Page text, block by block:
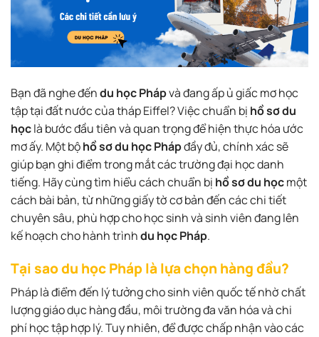
Bạn đã nghe đếndu học Phápvà đang ấp ủ giấc mơ học
tập tại đất nước của tháp Eiffel? Việc chuẩn bị hồ sơ du
họclà bước đầu tiên và quan trọng để hiện thực hóa ước
mơ ấy. Một bộhồ sơ du học Phápđầy đủ, chính xác sẽ
giúp bạn ghi điểm trong mắt các trường đại học danh
tiếng. Hãy cùng tìm hiểu cách chuẩn bị hồ sơ du họcmột
cách bài bản, từ những giấy tờ cơ bản đến các chi tiết
chuyên sâu, phù hợp cho học sinh và sinh viên đang lên
kế hoạch cho hành trìnhdu học Pháp.
Tại sao du học Pháp là lựa chọn hàng đầu?
Pháp là điểm đến lý tưởng cho sinh viên quốc tế nhờ chất
lượng giáo dục hàng đầu, môi trường đa văn hóa và chi
phí học tập hợp lý. Tuy nhiên, để được chấp nhận vào các